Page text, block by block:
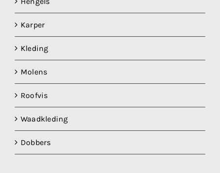
Karper
Kleding
Molens
Roofvis
Waadkleding
Dobbers